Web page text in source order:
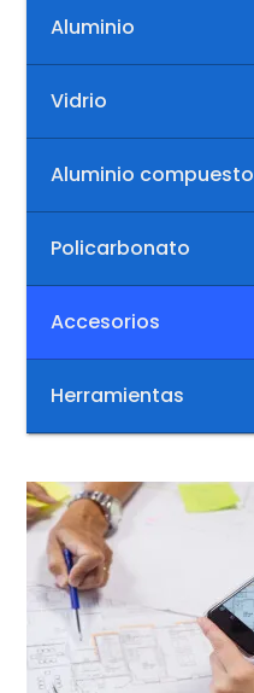
Aluminio
Vidrio
Aluminio compuesto
Policarbonato
Accesorios
Herramientas